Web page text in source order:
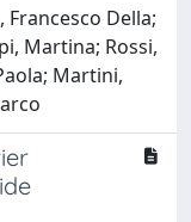
Francesco Della;
Martina; Rossi,
Martini,